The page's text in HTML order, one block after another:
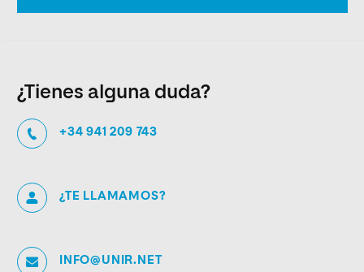
¿Tienes alguna duda?
+34 941 209 743
¿TE LLAMAMOS?
INFO@UNIR.NET